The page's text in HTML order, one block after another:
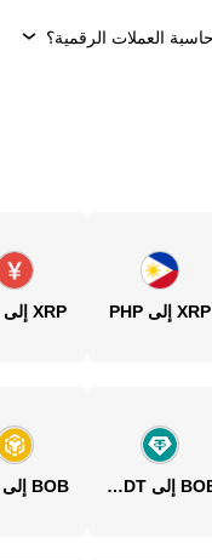
XRP إلى PHP XRP إلى CNY
BOB إلى USDT BOB إلى BNB